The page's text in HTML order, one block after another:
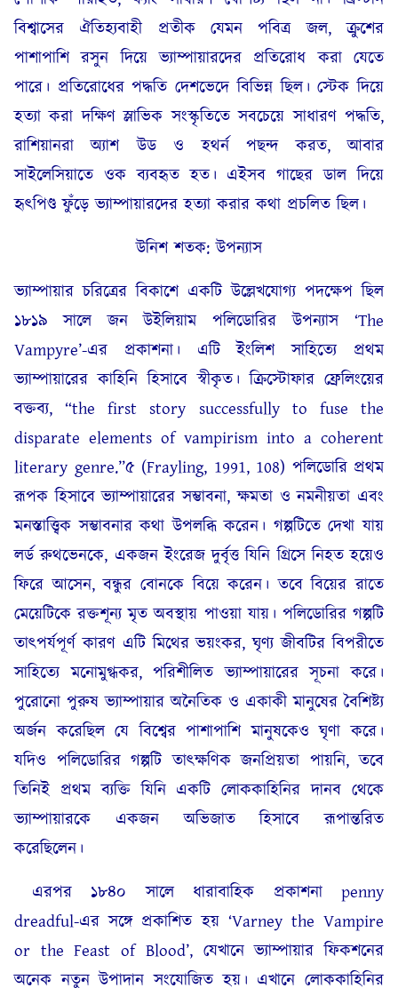
বিশ্বাসের ঐতিহ্যবাহী প্রতীক যেমন পবিত্র জল, ক্রুশের
পাশাপাশি রসুন দিয়ে ভ্যাম্পায়ারদের প্রতিরোধ করা যেতে
পারে। প্রতিরোধের পদ্ধতি দেশভেদে বিভিন্ন ছিল। স্টেক দিয়ে
হত্যা করা দক্ষিণ স্লাভিক সংস্কৃতিতে সবচেয়ে সাধারণ পদ্ধতি,
রাশিয়ানরা অ্যাশ উড ও হথর্ন পছন্দ করত, আবার
সাইলেসিয়াতে ওক ব্যবহৃত হত। এইসব গাছের ডাল দিয়ে
হৃৎপিণ্ড ফুঁড়ে ভ্যাম্পায়ারদের হত্যা করার কথা প্রচলিত ছিল।
উনিশ শতক: উপন্যাস
ভ্যাম্পায়ার চরিত্রের বিকাশে একটি উল্লেখযোগ্য পদক্ষেপ ছিল
১৮১৯ সালে জন উইলিয়াম পলিডোরির উপন্যাস ‘The
Vampyre’-এর প্রকাশনা। এটি ইংলিশ সাহিত্যে প্রথম
ভ্যাম্পায়ারের কাহিনি হিসাবে স্বীকৃত। ক্রিস্টোফার ফ্রেলিংয়ের
বক্তব্য, “the first story successfully to fuse the
disparate elements of vampirism into a coherent
literary genre.”৫ (Frayling, 1991, 108) পলিডোরি প্রথম
রূপক হিসাবে ভ্যাম্পায়ারের সম্ভাবনা, ক্ষমতা ও নমনীয়তা এবং
মনস্তাত্ত্বিক সম্ভাবনার কথা উপলব্ধি করেন। গল্পটিতে দেখা যায়
লর্ড রুথভেনকে, একজন ইংরেজ দুর্বৃত্ত যিনি গ্রিসে নিহত হয়েও
ফিরে আসেন, বন্ধুর বোনকে বিয়ে করেন। তবে বিয়ের রাতে
মেয়েটিকে রক্তশূন্য মৃত অবস্থায় পাওয়া যায়। পলিডোরির গল্পটি
তাৎপর্যপূর্ণ কারণ এটি মিথের ভয়ংকর, ঘৃণ্য জীবটির বিপরীতে
সাহিত্যে মনোমুগ্ধকর, পরিশীলিত ভ্যাম্পায়ারের সূচনা করে।
পুরোনো পুরুষ ভ্যাম্পায়ার অনৈতিক ও একাকী মানুষের বৈশিষ্ট্য
অর্জন করেছিল যে বিশ্বের পাশাপাশি মানুষকেও ঘৃণা করে।
যদিও পলিডোরির গল্পটি তাৎক্ষণিক জনপ্রিয়তা পায়নি, তবে
তিনিই প্রথম ব্যক্তি যিনি একটি লোককাহিনির দানব থেকে
ভ্যাম্পায়ারকে একজন অভিজাত হিসাবে রূপান্তরিত
করেছিলেন।
এরপর ১৮৪০ সালে ধারাবাহিক প্রকাশনা penny
dreadful-এর সঙ্গে প্রকাশিত হয় ‘Varney the Vampire
or the Feast of Blood’, যেখানে ভ্যাম্পায়ার ফিকশনের
অনেক নতুন উপাদান সংযোজিত হয়। এখানে লোককাহিনির